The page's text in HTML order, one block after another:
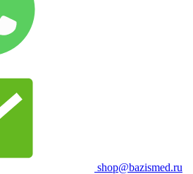
shop@bazismed.ru